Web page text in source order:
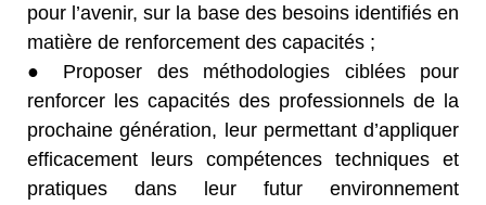
pour l’avenir, sur la base des besoins identifiés en
matière de renforcement des capacités ;
● Proposer des méthodologies ciblées pour
renforcer les capacités des professionnels de la
prochaine génération, leur permettant d’appliquer
efficacement leurs compétences techniques et
pratiques dans leur futur environnement